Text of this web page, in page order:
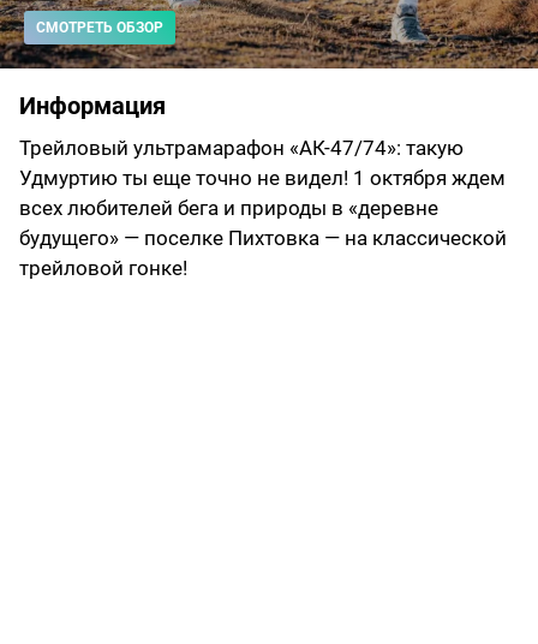
СМОТРЕТЬ ОБЗОР
Информация
Трейловый ультрамарафон «АК-47/74»: такую
Удмуртию ты еще точно не видел! 1 октября ждем
всех любителей бега и природы в «деревне
будущего» — поселке Пихтовка — на классической
трейловой гонке!